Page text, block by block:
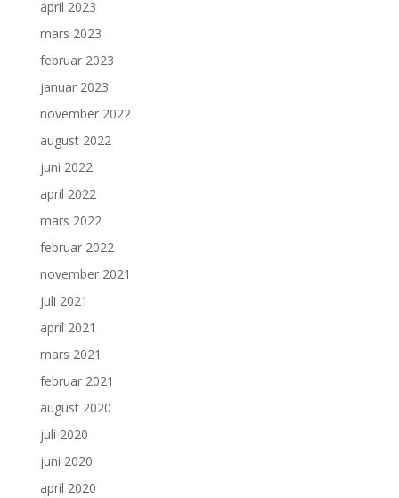
april 2023
mars 2023
februar 2023
januar 2023
november 2022
august 2022
juni 2022
april 2022
mars 2022
februar 2022
november 2021
juli 2021
april 2021
mars 2021
februar 2021
august 2020
juli 2020
juni 2020
april 2020